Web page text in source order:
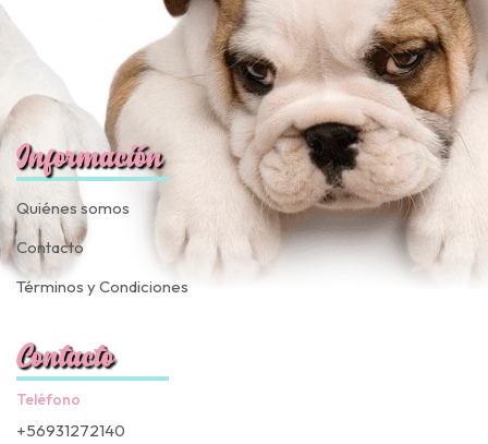
Información
Quiénes somos
Contacto
Términos y Condiciones
Contacto
Teléfono
+56931272140